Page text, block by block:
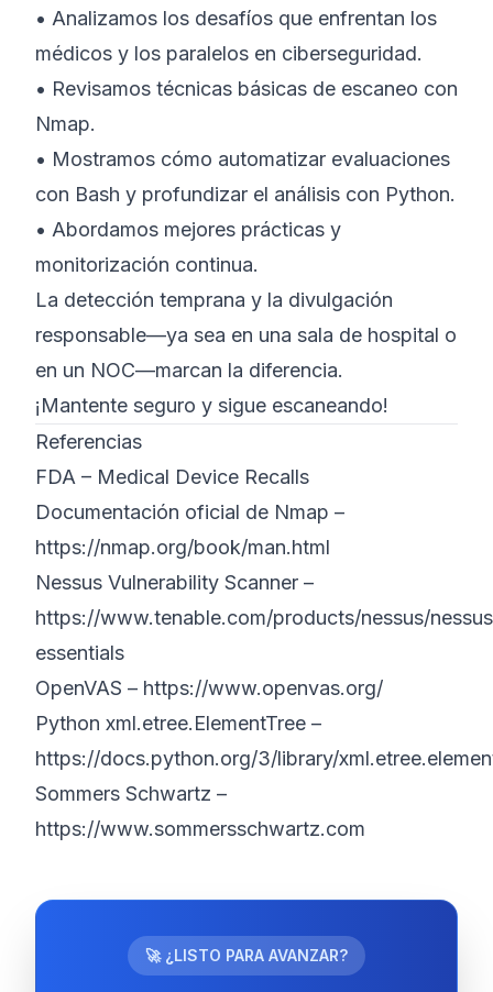
• Analizamos los desafíos que enfrentan los
médicos y los paralelos en ciberseguridad.
• Revisamos técnicas básicas de escaneo con
Nmap.
• Mostramos cómo automatizar evaluaciones
con Bash y profundizar el análisis con Python.
• Abordamos mejores prácticas y
monitorización continua.
La detección temprana y la divulgación
responsable—ya sea en una sala de hospital o
en un NOC—marcan la diferencia.
¡Mantente seguro y sigue escaneando!
Referencias
FDA – Medical Device Recalls
Documentación oficial de Nmap –
https://nmap.org/book/man.html
Nessus Vulnerability Scanner –
https://www.tenable.com/products/nessus/
essentials
OpenVAS – https://www.openvas.org/
Python xml.etree.ElementTree –
https://docs.python.org/3/library/
Sommers Schwartz –
https://www.sommersschwartz.com
🚀 ¿LISTO PARA AVANZAR?